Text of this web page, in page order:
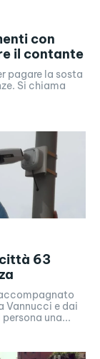
con
il contante
pagare la sosta
Si chiama
63
Vannucci e dai
una...